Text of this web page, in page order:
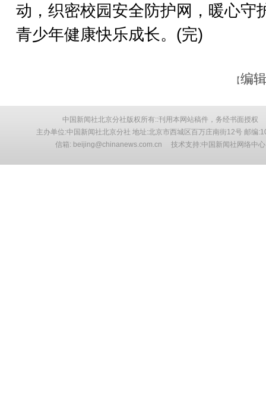
动，织密校园安全防护网，暖心守
青少年健康快乐成长。(完)
【编
中国新闻社北京分社版权所有::刊用本网站稿件，务经书面授权
主办单位:中国新闻社北京分社 地址:北京市西城区百万庄南街12号 邮编
信箱: beijing@chinanews.com.cn 技术支持:中国新闻社网络中心